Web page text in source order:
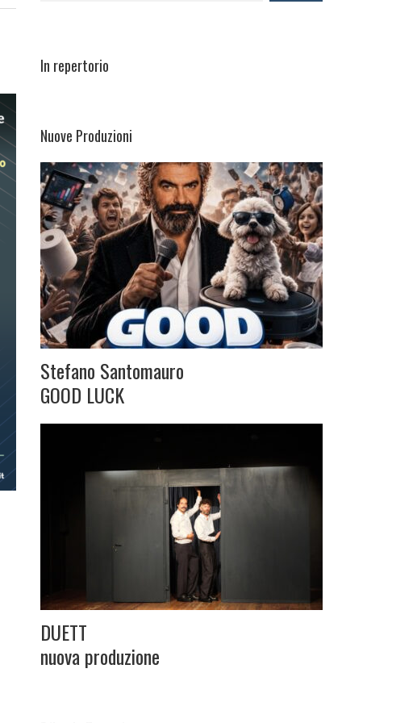
In repertorio
Nuove Produzioni
Stefano Santomauro
GOOD LUCK
DUETT
nuova produzione